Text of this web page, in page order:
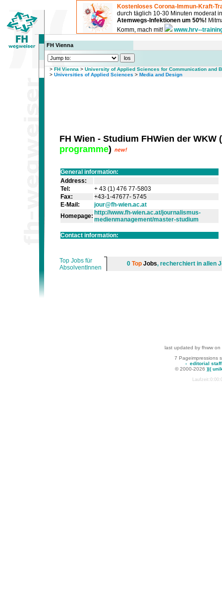
Kostenloses Corona-Immun-Kraft-
durch täglich 10-30 Minuten moderat
Atemwegs-Infektionen um 50%!
Komm, mach mit!
www.hrv--
FH Vienna
> FH Vienna > University of Applied Sciences for Communication and
> Universities of Applied Sciences > Media and Design
FH Wien - Studium FHWien der WKW (
programme)
General information:
Address:
Tel:
+ 43 (1) 476 77-5803
Fax:
+43-1-47677- 5745
E-Mail:
jour@fh-wien.ac.at
Homepage: http://www.fh-wien.ac.at/journalismus-
medienmanagement/master-studium
Contact information:
Top Jobs für
AbsolventInnen
0 TopJobs, recherchiert in allen
last updated by fhww
7 Pageimpressions
- editorial staff
© 2000-2026 )|(